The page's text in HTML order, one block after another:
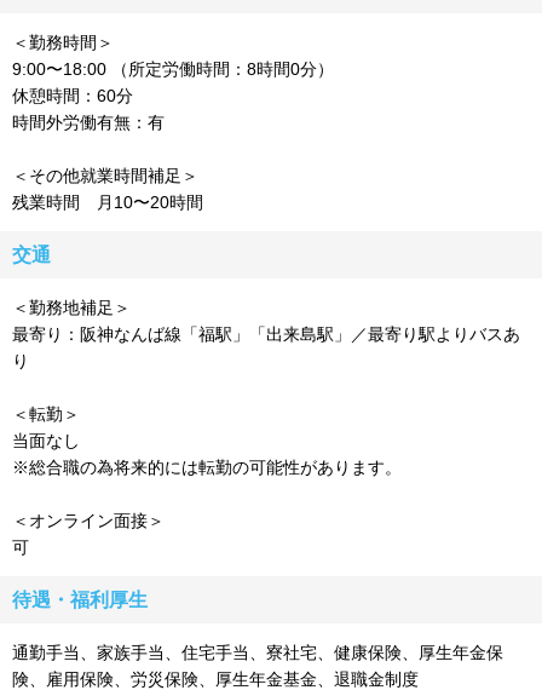
＜勤務時間＞
9:00〜18:00 （所定労働時間：8時間0分）
休憩時間：60分
時間外労働有無：有
＜その他就業時間補足＞
残業時間 月10〜20時間
交通
＜勤務地補足＞
最寄り：阪神なんば線「福駅」「出来島駅」／最寄り駅よりバスあ
り
＜転勤＞
当面なし
※総合職の為将来的には転勤の可能性があります。
＜オンライン面接＞
可
待遇・福利厚生
通勤手当、家族手当、住宅手当、寮社宅、健康保険、厚生年金保
険、雇用保険、労災保険、厚生年金基金、退職金制度